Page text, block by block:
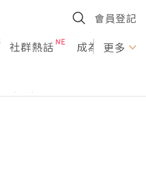
會員登記
社群熱話 成為U更多